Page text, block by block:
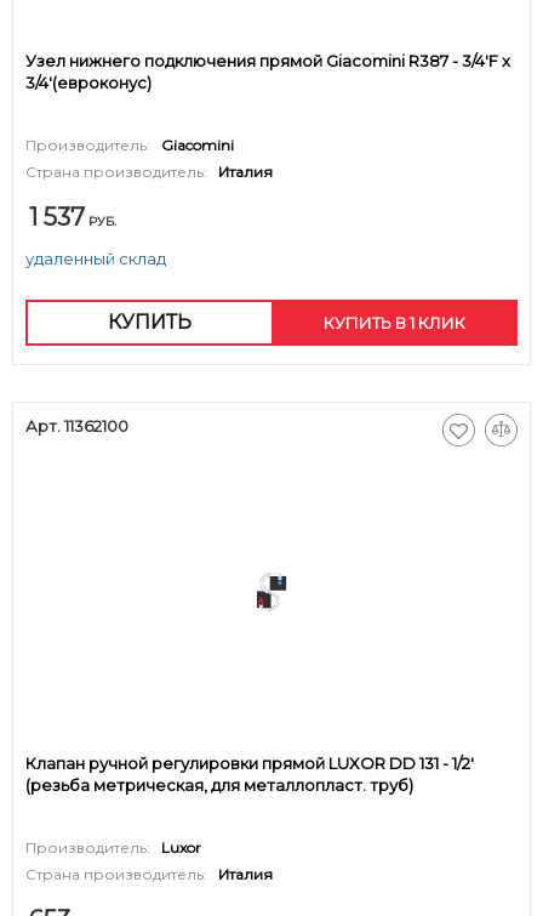
Узел нижнего подключения прямой Giacomini R387 - 3/4'F x
3/4'(евроконус)
Производитель:
Giacomini
Страна производитель:
Италия
1 537 РУБ.
удаленный склад
КУПИТЬ КУПИТЬ В 1 КЛИК
Арт. 11362100
Клапан ручной регулировки прямой LUXOR DD 131 - 1/2'
(резьба метрическая, для металлопласт. труб)
Производитель:
Luxor
Страна производитель:
Италия